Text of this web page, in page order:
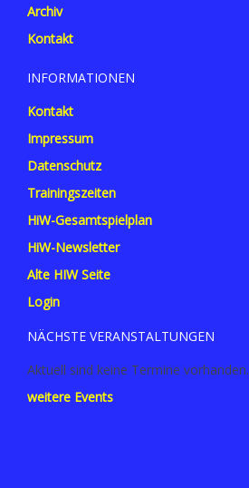
Archiv
Kontakt
INFORMATIONEN
Kontakt
Impressum
Datenschutz
Trainingszeiten
HiW-Gesamtspielplan
HiW-Newsletter
Alte HIW Seite
Login
NÄCHSTE VERANSTALTUNGEN
Aktuell sind keine Termine vorhanden.
weitere Events